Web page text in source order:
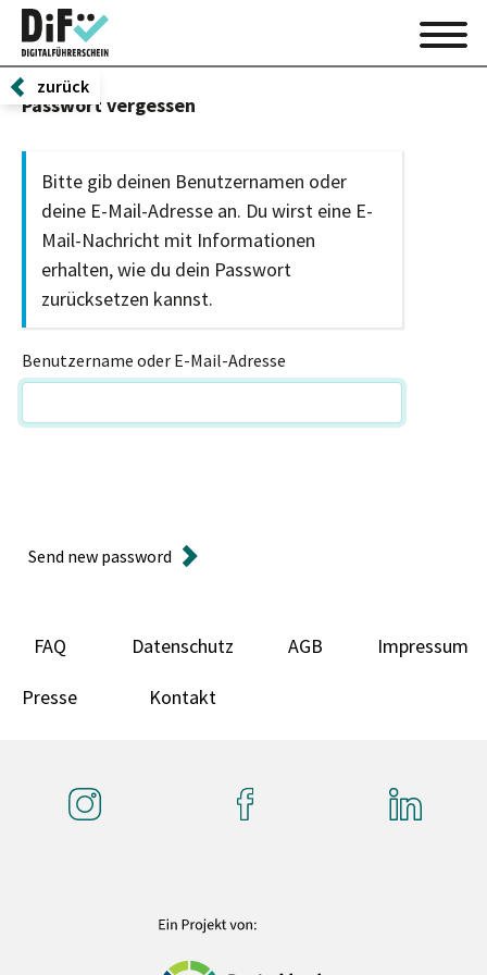
zurück
Passwort vergessen
Bitte gib deinen Benutzernamen oder
deine E-Mail-Adresse an. Du wirst eine E-
Mail-Nachricht mit Informationen
erhalten, wie du dein Passwort
zurücksetzen kannst.
Benutzername oder E-Mail-Adresse
Send new password
FAQ Datenschutz AGB Impressum
Presse Kontakt